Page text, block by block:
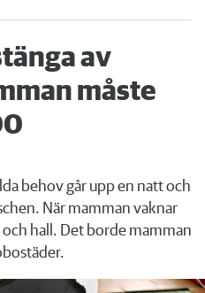
av
måste
behov går upp en natt och
När mamman vaknar
hall. Det borde mamman